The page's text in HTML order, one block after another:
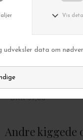
DKK 39,00
Andre kiggede